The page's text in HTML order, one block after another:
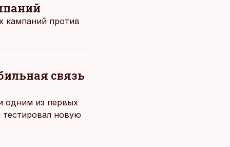
кампаний против
связь
одним из первых
новую